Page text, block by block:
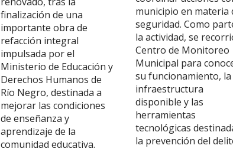
finalización de una
importante obra de
refacción integral
impulsada por el
Ministerio de Educación y
Derechos Humanos de
Río Negro, destinada a
mejorar las condiciones
de enseñanza y
aprendizaje de la
comunidad educativa.
municipio en materia
seguridad. Como
la actividad, se
Centro de Monitoreo
Municipal para
su funcionamiento, la
infraestructura
disponible y las
herramientas
tecnológicas
la prevención del